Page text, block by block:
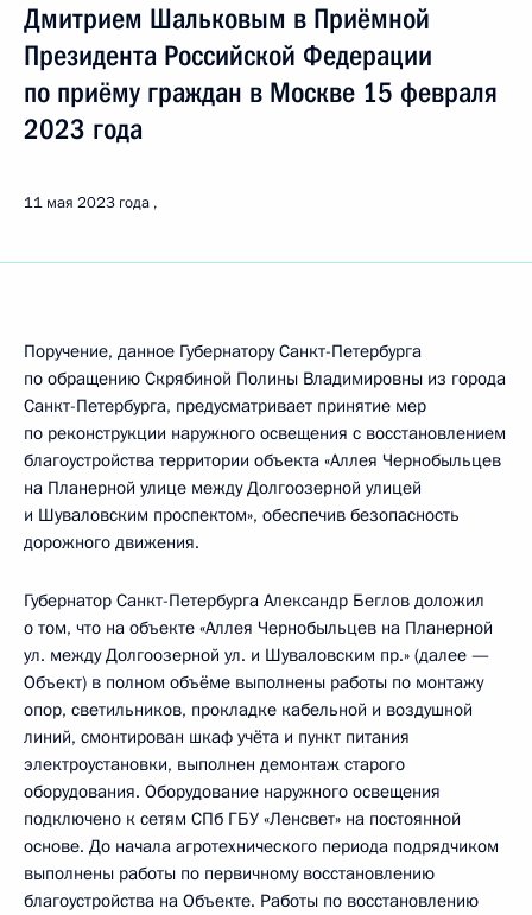
Дмитрием Шальковым в Приёмной
Президента Российской Федерации
по приёму граждан в Москве 15 февраля
2023 года
11 мая 2023 года
Поручение, данное Губернатору Санкт-Петербурга
по обращению Скрябиной Полины Владимировны из города
Санкт-Петербурга, предусматривает принятие мер
по реконструкции наружного освещения с восстановлением
благоустройства территории объекта «Аллея Чернобыльцев
на Планерной улице между Долгоозерной улицей
и Шуваловским проспектом», обеспечив безопасность
дорожного движения.
Губернатор Санкт-Петербурга Александр Беглов доложил
о том, что на объекте «Аллея Чернобыльцев на Планерной
ул. между Долгоозерной ул. и Шуваловским пр.» (далее —
Объект) в полном объёме выполнены работы по монтажу
опор, светильников, прокладке кабельной и воздушной
линий, смонтирован шкаф учёта и пункт питания
электроустановки, выполнен демонтаж старого
оборудования. Оборудование наружного освещения
подключено к сетям СПб ГБУ «Ленсвет» на постоянной
основе. До начала агротехнического периода подрядчиком
выполнены работы по первичному восстановлению
благоустройства на Объекте. Работы по восстановлению